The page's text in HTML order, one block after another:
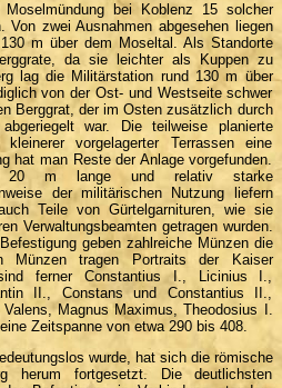
bei Koblenz 15 solcher
Von zwei Ausnahmen abgesehen liegen
m über dem Moseltal. Als Standorte
da sie leichter als Kuppen zu
lag die Militärstation rund 130 m über
von der Ost- und Westseite schwer
Berggrat, der im Osten zusätzlich durch
war. Die teilweise planierte
vorgelagerter Terrassen eine
hat man Reste der Anlage vorgefunden.
m lange und relativ starke
der militärischen Nutzung liefern
Teile von Gürtelgarnituren, wie sie
Verwaltungsbeamten getragen wurden.
geben zahlreiche Münzen die
Münzen tragen Portraits der Kaiser
ferner Constantius I., Licinius I.,
II., Constans und Constantius II.,
Magnus Maximus, Theodosius I.
Zeitspanne von etwa 290 bis 408.
wurde, hat sich die römische
herum fortgesetzt. Die deutlichsten